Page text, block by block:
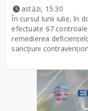
astăzi, 15:30
În cursul lunii iulie, în
efectuate 67
remedierea
sancţiuni